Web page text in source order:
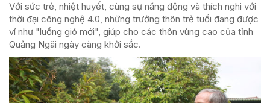
Với sức trẻ, nhiệt huyết, cùng sự năng động và thích nghi với
thời đại công nghệ 4.0, những trưởng thôn trẻ tuổi đang được
ví như "luồng gió mới", giúp cho các thôn vùng cao của tỉnh
Quảng Ngãi ngày càng khởi sắc.